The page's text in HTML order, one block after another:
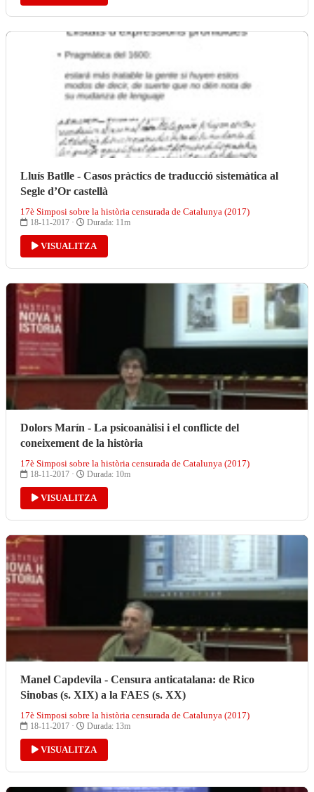
Lluís Batlle - Casos pràctics de traducció sistemàtica al
Segle d’Or castellà
17è Simposi sobre la història censurada de Catalunya (2017)
18-11-2017 · Durada: 11m
VISUALITZA
Dolors Marín - La psicoanàlisi i el conflicte del
coneixement de la història
17è Simposi sobre la història censurada de Catalunya (2017)
18-11-2017 · Durada: 10m
VISUALITZA
Manel Capdevila - Censura anticatalana: de Rico
Sinobas (s. XIX) a la FAES (s. XX)
17è Simposi sobre la història censurada de Catalunya (2017)
18-11-2017 · Durada: 13m
VISUALITZA